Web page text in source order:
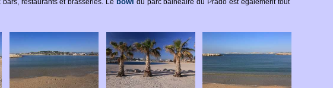
restaurants et brasseries. Le
du parc balnéaire du Prado est également tout